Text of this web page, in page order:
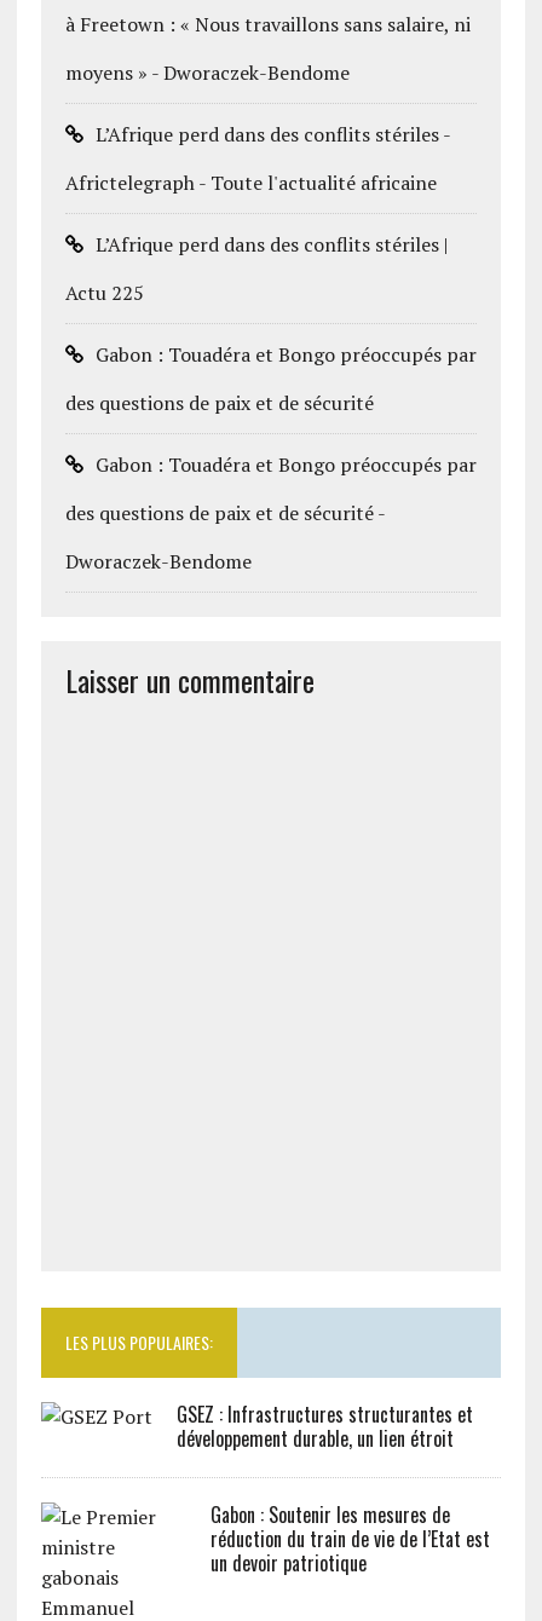
à Freetown : « Nous travaillons sans salaire, ni
moyens » - Dworaczek-Bendome
L’Afrique perd dans des conflits stériles -
Africtelegraph - Toute l'actualité africaine
L’Afrique perd dans des conflits stériles |
Actu 225
Gabon : Touadéra et Bongo préoccupés par
des questions de paix et de sécurité
Gabon : Touadéra et Bongo préoccupés par
des questions de paix et de sécurité -
Dworaczek-Bendome
Laisser un commentaire
LES PLUS POPULAIRES:
GSEZ : Infrastructures structurantes et
développement durable, un lien étroit
Gabon : Soutenir les mesures de
réduction du train de vie de l’Etat est
un devoir patriotique